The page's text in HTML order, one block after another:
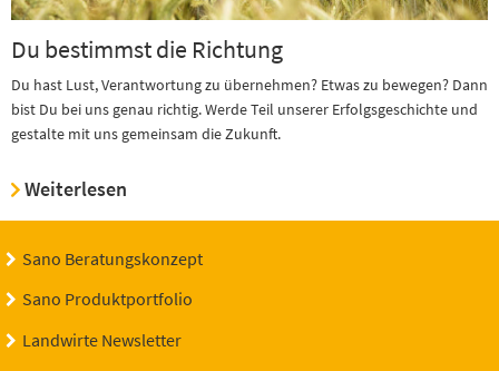
Du bestimmst die Richtung
Du hast Lust, Verantwortung zu übernehmen? Etwas zu bewegen? Dann
bist Du bei uns genau richtig. Werde Teil unserer Erfolgsgeschichte und
gestalte mit uns gemeinsam die Zukunft.
Weiterlesen
Sano Beratungskonzept
Sano Produktportfolio
Landwirte Newsletter